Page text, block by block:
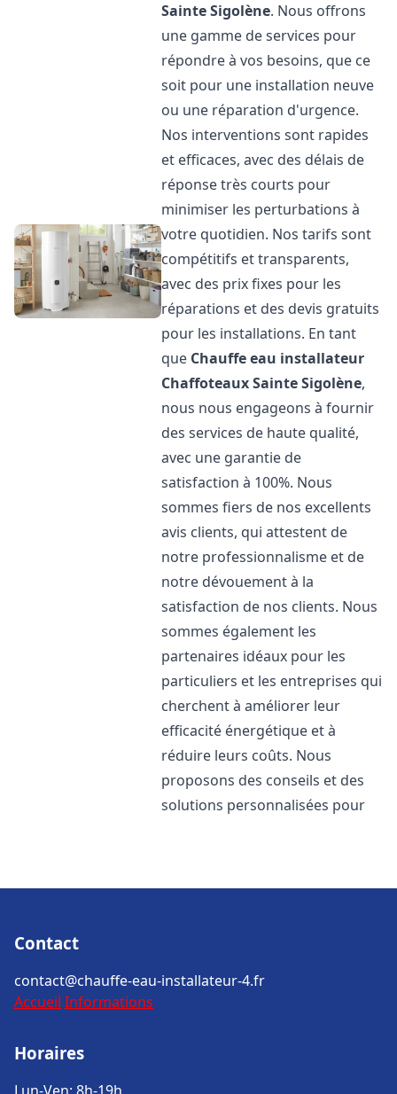
Sainte Sigolène. Nous offrons
une gamme de services pour
répondre à vos besoins, que ce
soit pour une installation neuve
ou une réparation d'urgence.
Nos interventions sont rapides
et efficaces, avec des délais de
réponse très courts pour
minimiser les perturbations à
votre quotidien. Nos tarifs sont
compétitifs et transparents,
avec des prix fixes pour les
réparations et des devis gratuits
pour les installations. En tant
que Chauffe eau installateur
ChaffoteauxSainte Sigolène,
nous nous engageons à fournir
des services de haute qualité,
avec une garantie de
satisfaction à 100%. Nous
sommes fiers de nos excellents
avis clients, qui attestent de
notre professionnalisme et de
notre dévouement à la
satisfaction de nos clients. Nous
sommes également les
partenaires idéaux pour les
particuliers et les entreprises qui
cherchent à améliorer leur
efficacité énergétique et à
réduire leurs coûts. Nous
proposons des conseils et des
solutions personnalisées pour
Contact
contact@chauffe-eau-installateur-4.fr
Accueil Informations
Horaires